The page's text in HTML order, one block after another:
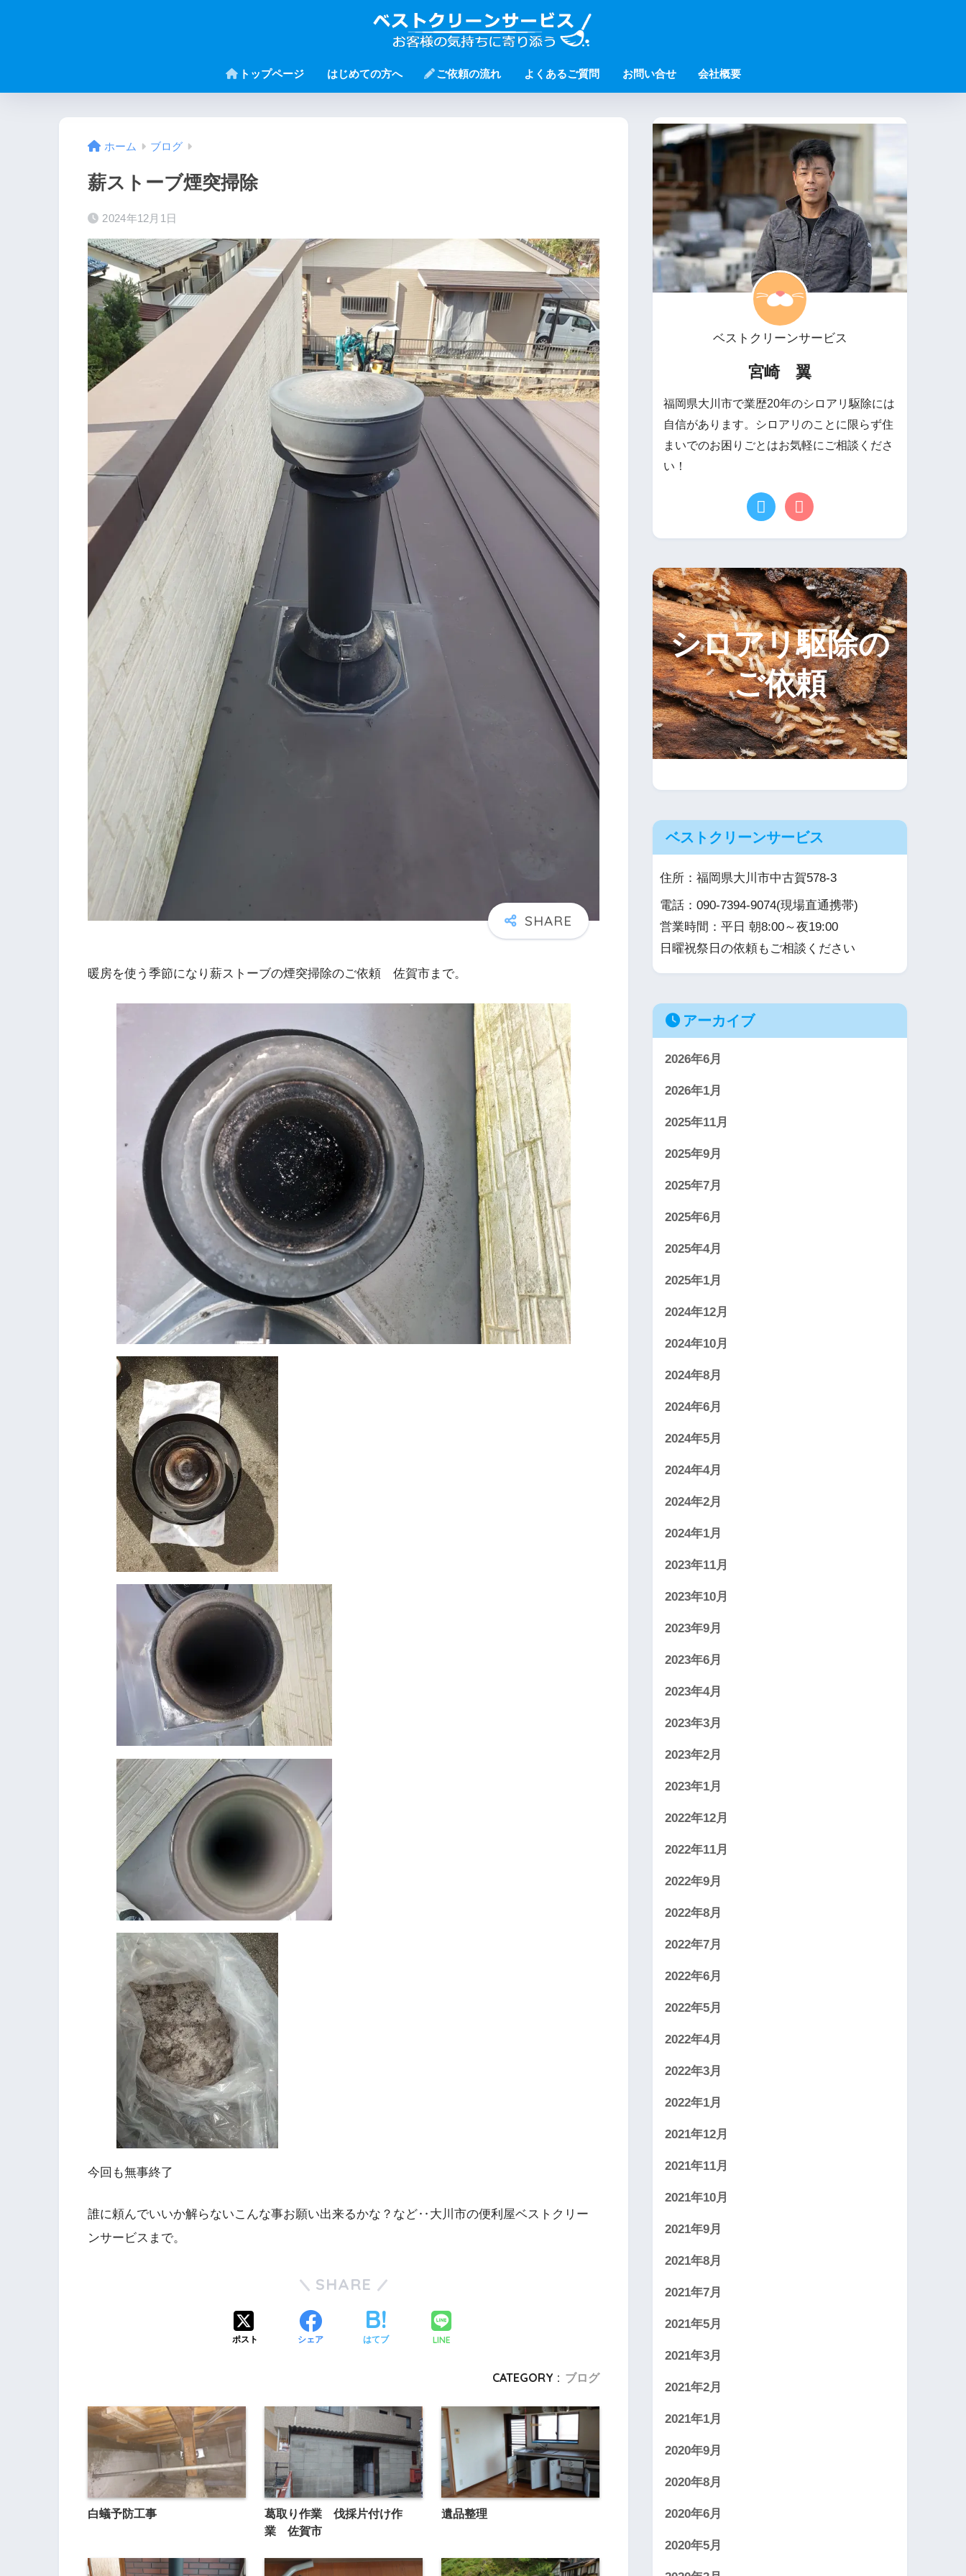
トップページ はじめての方へ ご依頼の流れ よくあるご質問 お問い合せ 会社概要
ホーム ブログ
薪ストーブ煙突掃除
2024年12月1日
暖房を使う季節になり薪ストーブの煙突掃除のご依頼 佐賀市まで。
今回も無事終了
誰に頼んでいいか解らないこんな事お願い出来るかな？など‥大川市の便利屋ベストクリー
ンサービスまで。
SHARE
ポスト シェア はてブ LINE
CATEGORY : ブログ
白蟻予防工事
葛取り作業 伐採片付け作
業 佐賀市
遺品整理
ベストクリーンサービス
宮崎 翼
福岡県大川市で業歴20年のシロアリ駆除には
自信があります。シロアリのことに限らず住
まいでのお困りごとはお気軽にご相談くださ
い！
シロアリ駆除の
ご依頼
ベストクリーンサービス
住所：福岡県大川市中古賀578-3
電話：090-7394-9074(現場直通携帯)
営業時間：平日 朝8:00～夜19:00
日曜祝祭日の依頼もご相談ください
アーカイブ
2026年6月
2026年1月
2025年11月
2025年9月
2025年7月
2025年6月
2025年4月
2025年1月
2024年12月
2024年10月
2024年8月
2024年6月
2024年5月
2024年4月
2024年2月
2024年1月
2023年11月
2023年10月
2023年9月
2023年6月
2023年4月
2023年3月
2023年2月
2023年1月
2022年12月
2022年11月
2022年9月
2022年8月
2022年7月
2022年6月
2022年5月
2022年4月
2022年3月
2022年1月
2021年12月
2021年11月
2021年10月
2021年9月
2021年8月
2021年7月
2021年5月
2021年3月
2021年2月
2021年1月
2020年9月
2020年8月
2020年6月
2020年5月